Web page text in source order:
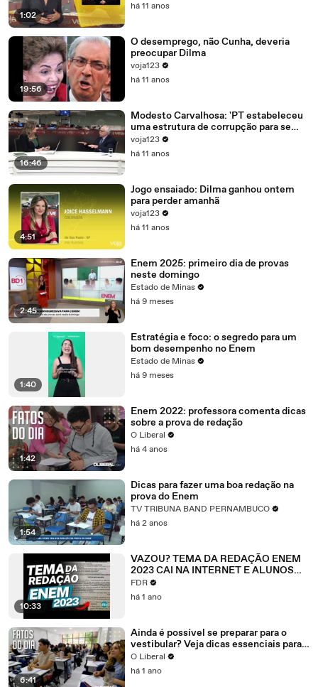
1:02
há 11 anos
19:56
O desemprego, não Cunha, deveria
preocupar Dilma
voja123
há 11 anos
16:46
Modesto Carvalhosa: 'PT estabeleceu
uma estrutura de corrupção para se
manter no poder'
voja123
há 11 anos
4:51
Jogo ensaiado: Dilma ganhou ontem
para perder amanhã
voja123
há 11 anos
2:45
Enem 2025: primeiro dia de provas
neste domingo
Estado de Minas
há 9 meses
1:40
Estratégia e foco: o segredo para um
bom desempenho no Enem
Estado de Minas
há 9 meses
1:42
Enem 2022: professora comenta dicas
sobre a prova de redação
O Liberal
há 4 anos
1:54
Dicas para fazer uma boa redação na
prova do Enem
TV TRIBUNA BAND PERNAMBUCO
há 2 anos
10:33
VAZOU? TEMA DA REDAÇÃO ENEM
2023 CAI NA INTERNET E ALUNOS
ESTÃO APROVEITANDO PARA TIRAR
NOTA MÁXIMA
FDR
há 1 ano
6:41
Ainda é possível se preparar para o
vestibular? Veja dicas essenciais para o
segundo semestre
O Liberal
há 1 ano